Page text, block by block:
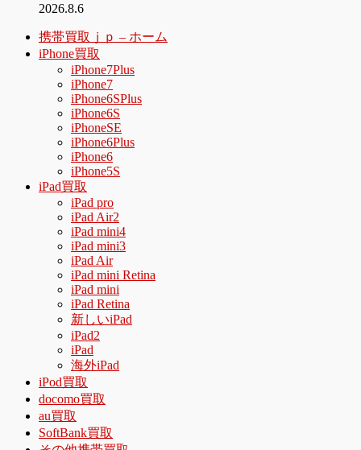
2026.8.6
携帯買取ｊｐ – ホーム
iPhone買取
iPhone7Plus
iPhone7
iPhone6SPlus
iPhone6S
iPhoneSE
iPhone6Plus
iPhone6
iPhone5S
iPad買取
iPad pro
iPad Air2
iPad mini4
iPad mini3
iPad Air
iPad mini Retina
iPad mini
iPad Retina
新しいiPad
iPad2
iPad
海外iPad
iPod買取
docomo買取
au買取
SoftBank買取